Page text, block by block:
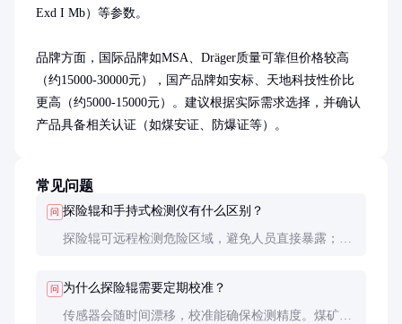
Exd I Mb）等参数。
品牌方面，国际品牌如MSA、Dräger质量可靠但价格较高
（约15000-30000元），国产品牌如安标、天地科技性价比
更高（约5000-15000元）。建议根据实际需求选择，并确认
产品具备相关认证（如煤安证、防爆证等）。
常见问题
问 探险辊和手持式检测仪有什么区别？
探险辊可远程检测危险区域，避免人员直接暴露；手
问 为什么探险辊需要定期校准？
传感器会随时间漂移，校准能确保检测精度。煤矿环